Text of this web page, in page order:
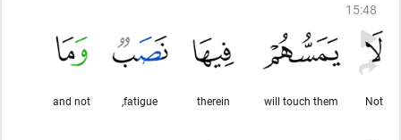
15:48
Not
will touch them
therein
fatigue,
and not